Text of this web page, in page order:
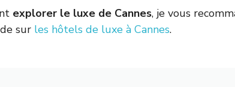
explorer le luxe de Cannes, je vous
sur les hôtels de luxe à Cannes.